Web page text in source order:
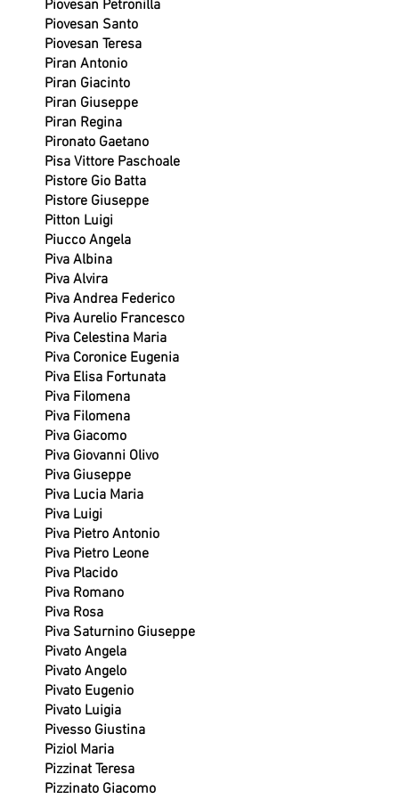
Piovesan Petronilla
Piovesan Santo
Piovesan Teresa
Piran Antonio
Piran Giacinto
Piran Giuseppe
Piran Regina
Pironato Gaetano
Pisa Vittore Paschoale
Pistore Gio Batta
Pistore Giuseppe
Pitton Luigi
Piucco Angela
Piva Albina
Piva Alvira
Piva Andrea Federico
Piva Aurelio Francesco
Piva Celestina Maria
Piva Coronice Eugenia
Piva Elisa Fortunata
Piva Filomena
Piva Filomena
Piva Giacomo
Piva Giovanni Olivo
Piva Giuseppe
Piva Lucia Maria
Piva Luigi
Piva Pietro Antonio
Piva Pietro Leone
Piva Placido
Piva Romano
Piva Rosa
Piva Saturnino Giuseppe
Pivato Angela
Pivato Angelo
Pivato Eugenio
Pivato Luigia
Pivesso Giustina
Piziol Maria
Pizzinat Teresa
Pizzinato Giacomo